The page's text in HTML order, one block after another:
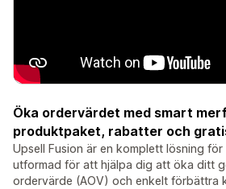
Öka ordervärdet med smart
produktpaket, rabatter och
Upsell Fusion är en komplett lösning
utformad för att hjälpa dig att öka ditt
ordervärde (AOV) och enkelt förbättra